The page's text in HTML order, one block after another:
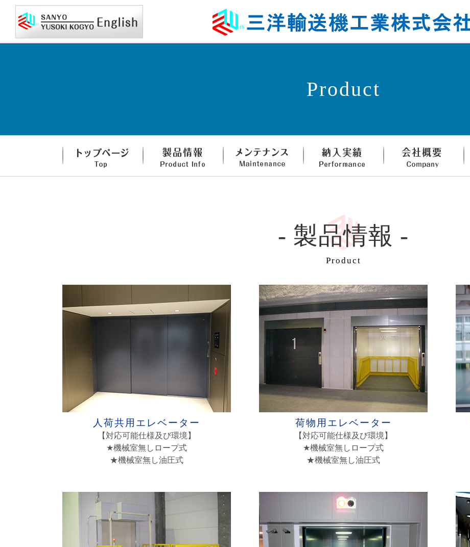
Product
- 製品情報 -
Product
人荷共用エレベーター
【対応可能仕様及び環境】
★機械室無しロープ式
★機械室無し油圧式
荷物用エレベーター
【対応可能仕様及び環境】
★機械室無しロープ式
★機械室無し油圧式